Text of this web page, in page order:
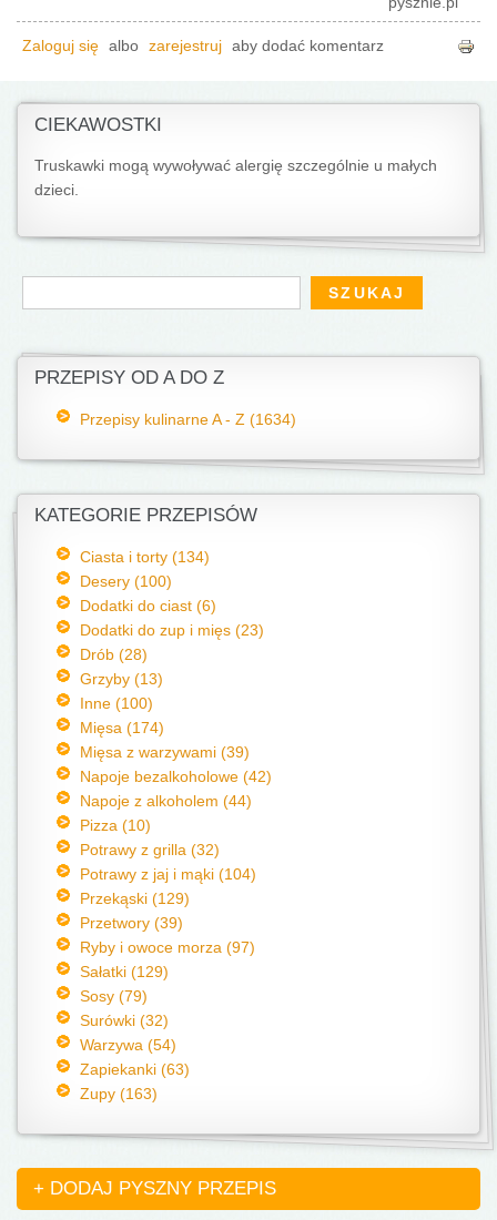
Zaloguj się albo zarejestruj aby dodać komentarz
CIEKAWOSTKI
Truskawki mogą wywoływać alergię szczególnie u małych
dzieci.
Formularz wyszukiwania
Szukaj
PRZEPISY OD A DO Z
Przepisy kulinarne A - Z (1634)
KATEGORIE PRZEPISÓW
Ciasta i torty (134)
Desery (100)
Dodatki do ciast (6)
Dodatki do zup i mięs (23)
Drób (28)
Grzyby (13)
Inne (100)
Mięsa (174)
Mięsa z warzywami (39)
Napoje bezalkoholowe (42)
Napoje z alkoholem (44)
Pizza (10)
Potrawy z grilla (32)
Potrawy z jaj i mąki (104)
Przekąski (129)
Przetwory (39)
Ryby i owoce morza (97)
Sałatki (129)
Sosy (79)
Surówki (32)
Warzywa (54)
Zapiekanki (63)
Zupy (163)
+ DODAJ PYSZNY PRZEPIS